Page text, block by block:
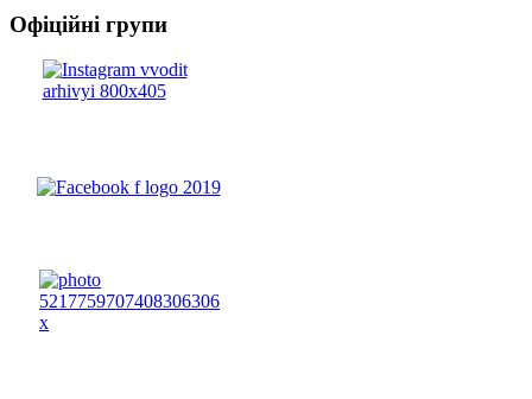
Офіційні групи